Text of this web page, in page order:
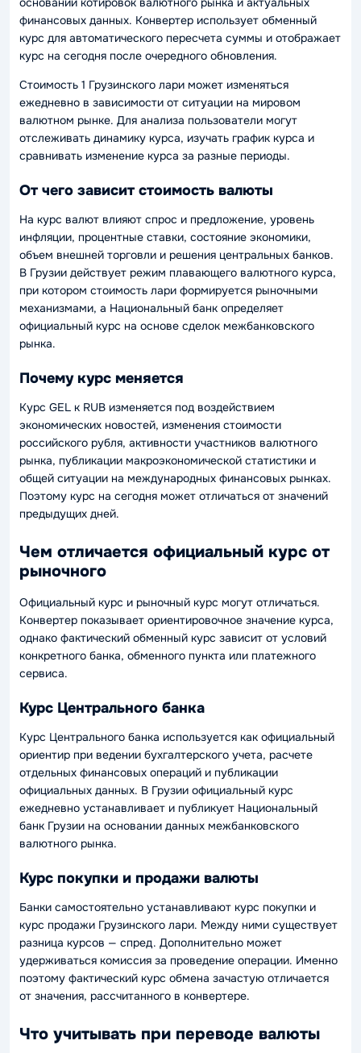
финансовых данных. Конвертер использует обменный
курс для автоматического пересчета суммы и отображает
курс на сегодня после очередного обновления.
Стоимость 1 Грузинского лари может изменяться
ежедневно в зависимости от ситуации на мировом
валютном рынке. Для анализа пользователи могут
отслеживать динамику курса, изучать график курса и
сравнивать изменение курса за разные периоды.
От чего зависит стоимость валюты
На курс валют влияют спрос и предложение, уровень
инфляции, процентные ставки, состояние экономики,
объем внешней торговли и решения центральных банков.
В Грузии действует режим плавающего валютного курса,
при котором стоимость лари формируется рыночными
механизмами, а Национальный банк определяет
официальный курс на основе сделок межбанковского
рынка.
Почему курс меняется
Курс GEL к RUB изменяется под воздействием
экономических новостей, изменения стоимости
российского рубля, активности участников валютного
рынка, публикации макроэкономической статистики и
общей ситуации на международных финансовых рынках.
Поэтому курс на сегодня может отличаться от значений
предыдущих дней.
Чем отличается официальный курс от
рыночного
Официальный курс и рыночный курс могут отличаться.
Конвертер показывает ориентировочное значение курса,
однако фактический обменный курс зависит от условий
конкретного банка, обменного пункта или платежного
сервиса.
Курс Центрального банка
Курс Центрального банка используется как официальный
ориентир при ведении бухгалтерского учета, расчете
отдельных финансовых операций и публикации
официальных данных. В Грузии официальный курс
ежедневно устанавливает и публикует Национальный
банк Грузии на основании данных межбанковского
валютного рынка.
Курс покупки и продажи валюты
Банки самостоятельно устанавливают курс покупки и
курс продажи Грузинского лари. Между ними существует
разница курсов — спред. Дополнительно может
удерживаться комиссия за проведение операции. Именно
поэтому фактический курс обмена зачастую отличается
от значения, рассчитанного в конвертере.
Что учитывать при переводе валюты